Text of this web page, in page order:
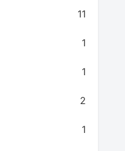
11
1
1
2
1